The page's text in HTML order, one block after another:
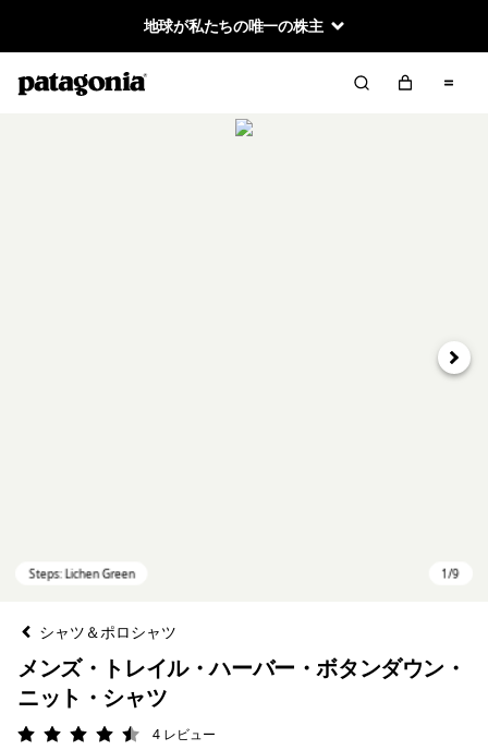
地球が私たちの唯一の株主
次へ
シャツ＆ポロシャツ
メンズ・トレイル・ハーバー・ボタンダウン・
ニット・シャツ
評価: 4.5 / 5
4 レビュー